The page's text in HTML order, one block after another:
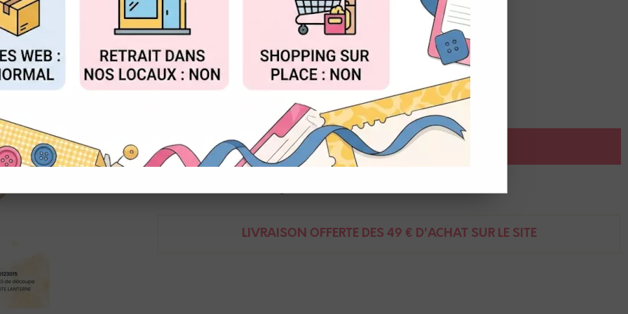
Réf. :FDD123015
Florilèges design
Matrice de coupe
hauteur lanterne : 9 cm
AJOUTER AU PANIER
LIVRAISON OFFERTE DÈS 49 € D'ACHAT SUR LE SITE
ACCEPTER TOUT